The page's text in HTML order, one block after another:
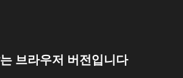
브라우저 버전입니다